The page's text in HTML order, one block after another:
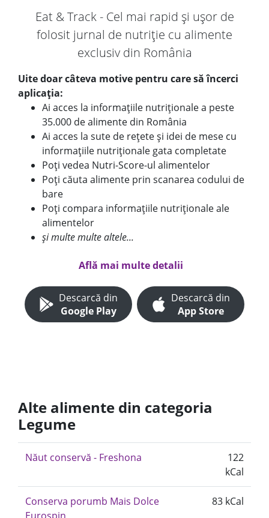
Eat & Track - Cel mai rapid și ușor de
folosit jurnal de nutriție cu alimente
exclusiv din România
Uite doar câteva motive pentru care să încerci
aplicația:
Ai acces la informațiile nutriționale a peste
35.000 de alimente din România
Ai acces la sute de rețete și idei de mese cu
informațiile nutriționale gata completate
Poți vedea Nutri-Score-ul alimentelor
Poți căuta alimente prin scanarea codului de
bare
Poți compara informațiile nutriționale ale
alimentelor
și multe multe altele...
Află mai multe detalii
Descarcă din
Google Play
Descarcă din
App Store
Alte alimente din categoria
Legume
Năut conservă - Freshona
122
kCal
Conserva porumb Mais Dolce
83 kCal